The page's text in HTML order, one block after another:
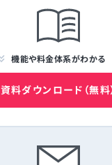
機能や料金体系がわかる
資料ダウンロード（無料